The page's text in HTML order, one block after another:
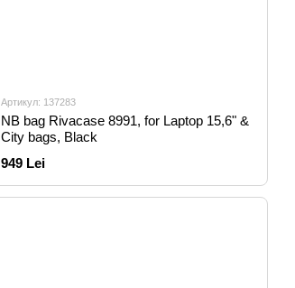
Артикул: 137283
NB bag Rivacase 8991, for Laptop 15,6" &
City bags, Black
949 Lei